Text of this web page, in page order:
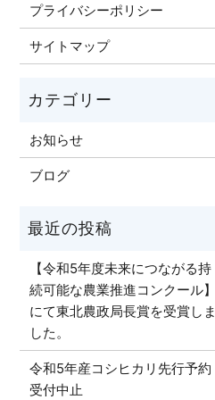
プライバシーポリシー
サイトマップ
お知らせ
ブログ
【令和5年度未来につながる持
続可能な農業推進コンクール】
にて東北農政局長賞を受賞しま
した。
令和5年産コシヒカリ先行予約
受付中止